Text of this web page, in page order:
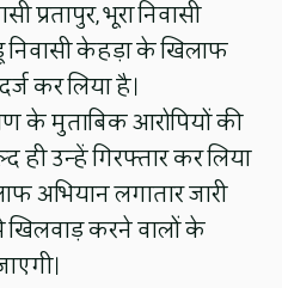
प्रतापुर, भूरा निवासी
निवासी केहड़ा के खिलाफ
कर लिया है।
के मुताबिक आरोपियों की
उन्हें गिरफ्तार कर लिया
अभियान लगातार जारी
करने वालों के